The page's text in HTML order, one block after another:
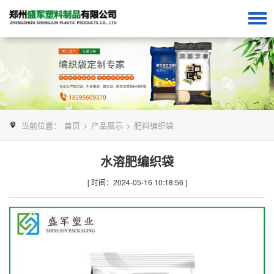
当前位置： 首页 > 产品展示 > 肥料编织袋
水溶肥编织袋
[ 时间：2024-05-16 10:18:56 ]